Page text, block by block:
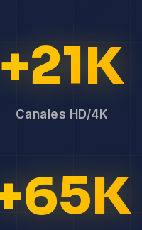
+21K
Canales HD/4K